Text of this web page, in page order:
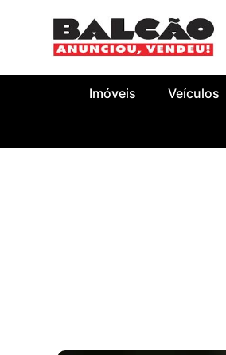
Imóveis Veículos